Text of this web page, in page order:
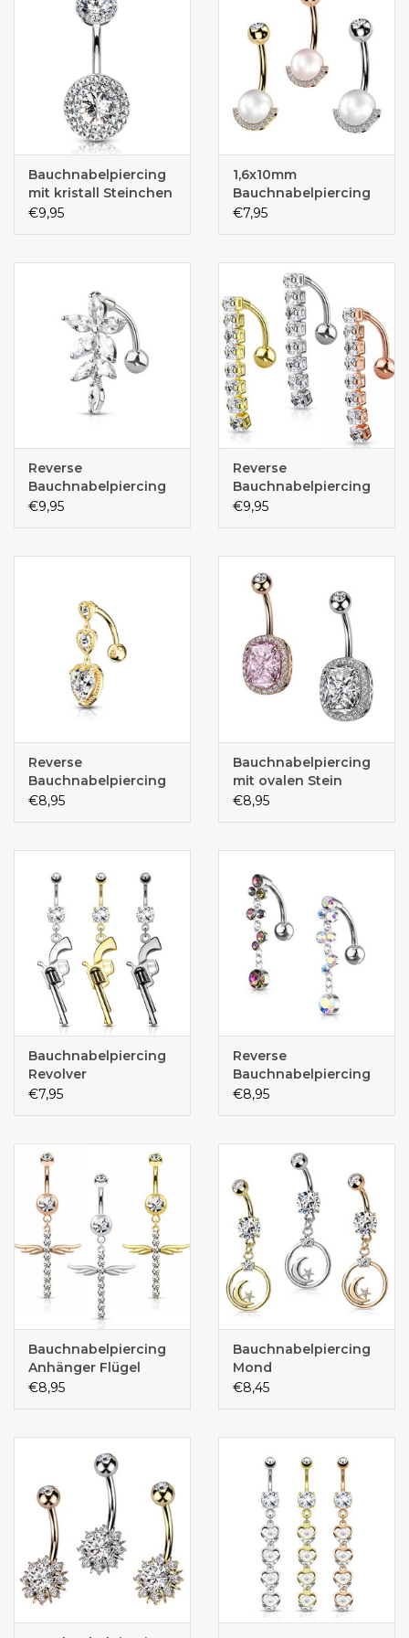
Bauchnabelpiercing
mit kristall Steinchen
€9,95
1,6x10mm
Bauchnabelpiercing
Perle
€7,95
Reverse
Bauchnabelpiercing
Blume
€9,95
Reverse
Bauchnabelpiercing
€9,95
Reverse
Bauchnabelpiercing
Herz
€8,95
Bauchnabelpiercing
mit ovalen Stein
€8,95
Bauchnabelpiercing
Revolver
€7,95
Reverse
Bauchnabelpiercing
€8,95
Bauchnabelpiercing
Anhänger Flügel
€8,95
Bauchnabelpiercing
Mond
€8,45